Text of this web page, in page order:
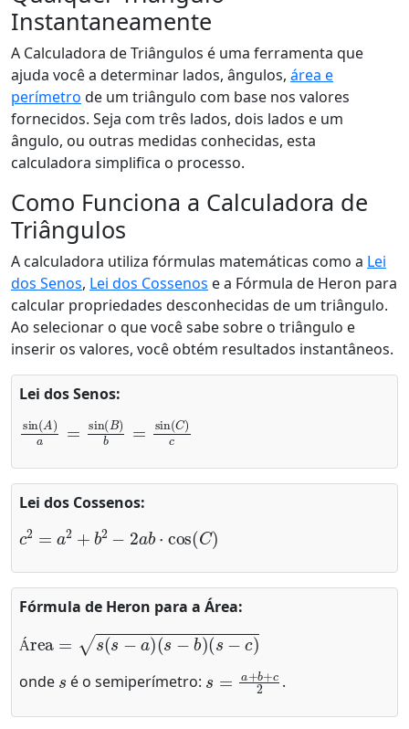
Instantaneamente
A Calculadora de Triângulos é uma ferramenta que
ajuda você a determinar lados, ângulos, área e
perímetro de um triângulo com base nos valores
fornecidos. Seja com três lados, dois lados e um
ângulo, ou outras medidas conhecidas, esta
calculadora simplifica o processo.
Como Funciona a Calculadora de
Triângulos
A calculadora utiliza fórmulas matemáticas como a Lei
dos Senos, Lei dos Cossenos e a Fórmula de Heron para
calcular propriedades desconhecidas de um triângulo.
Ao selecionar o que você sabe sobre o triângulo e
inserir os valores, você obtém resultados instantâneos.
Lei dos Senos:
sin(A sin(B sin(C
Lei dos Cossenos:
c2 2+ 2− cos )
Fórmula de Heron para a Área:
Á
Área −a)(s−b)(s−c)
onde é o semiperímetro:
+b+c 2
.